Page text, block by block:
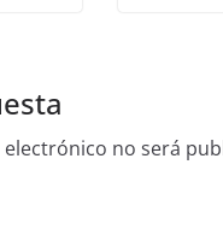
no será